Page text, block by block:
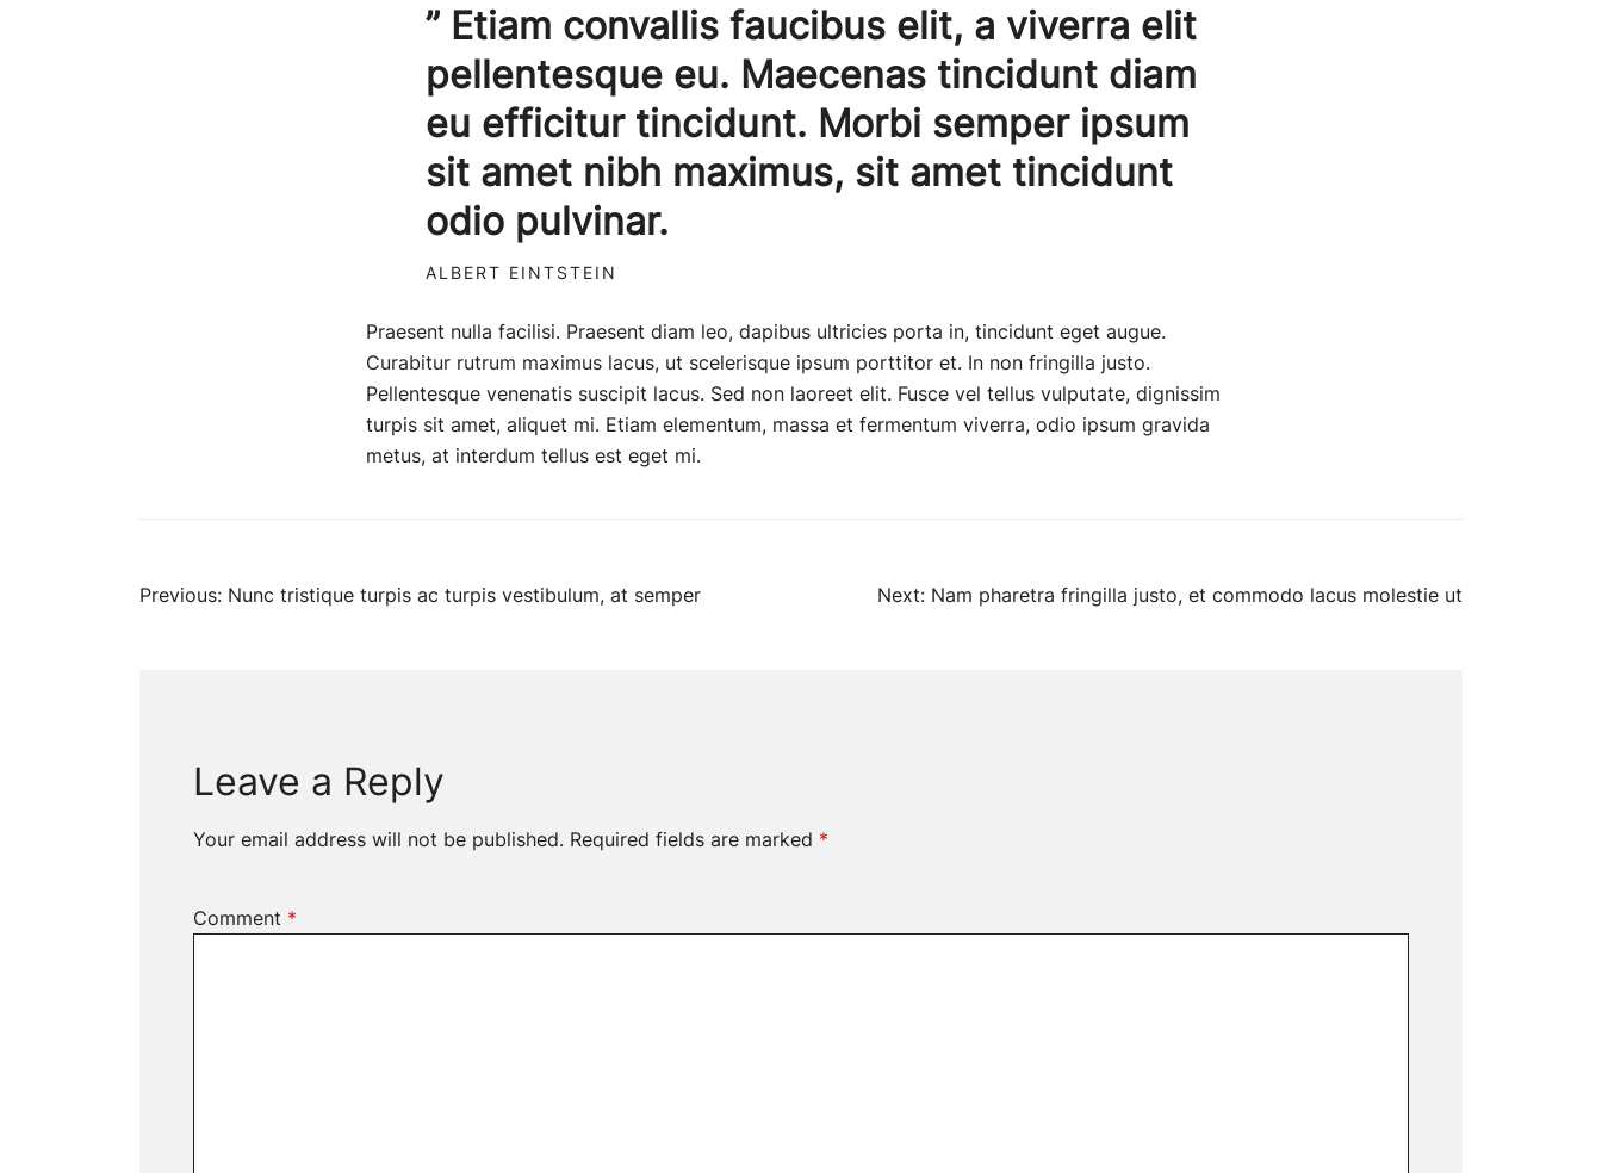
” Etiam convallis faucibus elit, a viverra elit
pellentesque eu. Maecenas tincidunt diam
eu efficitur tincidunt. Morbi semper ipsum
sit amet nibh maximus, sit amet tincidunt
odio pulvinar.
ALBERT EINTSTEIN
Praesent nulla facilisi. Praesent diam leo, dapibus ultricies porta in, tincidunt eget augue.
Curabitur rutrum maximus lacus, ut scelerisque ipsum porttitor et. In non fringilla justo.
Pellentesque venenatis suscipit lacus. Sed non laoreet elit. Fusce vel tellus vulputate, dignissim
turpis sit amet, aliquet mi. Etiam elementum, massa et fermentum viverra, odio ipsum gravida
metus, at interdum tellus est eget mi.
Post
Previous: Nunc tristique turpis ac turpis vestibulum, at semper Next: Nam pharetra fringilla justo, et commodo lacus molestie ut
Leave a Reply
Your email address will not be published. Required fields are marked *
Comment *